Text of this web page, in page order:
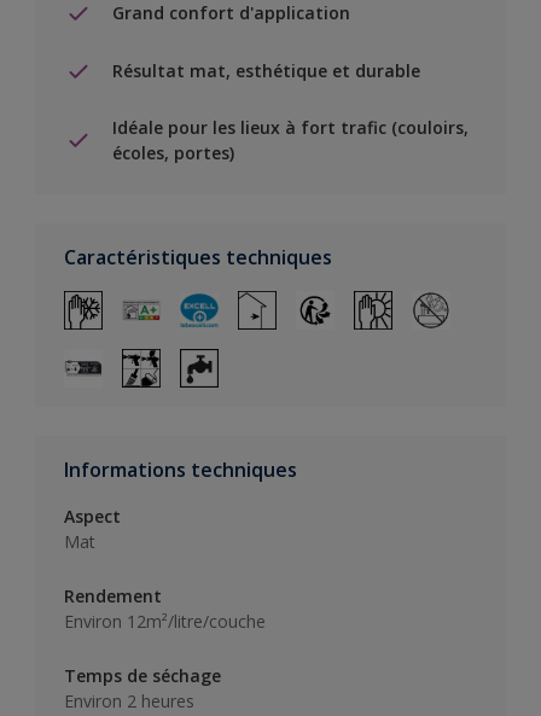
Grand confort d'application
Résultat mat, esthétique et durable
Idéale pour les lieux à fort trafic (couloirs,
écoles, portes)
Caractéristiques techniques
Informations techniques
Aspect
Mat
Rendement
Environ 12m²/litre/couche
Temps de séchage
Environ 2 heures